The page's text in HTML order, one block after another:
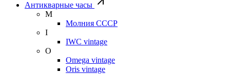
Антикварные часы
М
Молния СССР
I
IWC vintage
O
Omega vintage
Oris vintage